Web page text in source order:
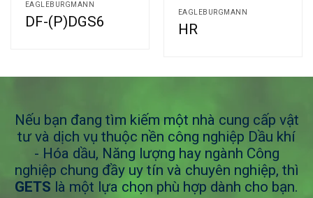
EAGLEBURGMANN
DF-(P)DGS6
EAGLEBURGMANN
HR
Nếu bạn đang tìm kiếm một nhà cung cấp vật
tư và dịch vụ thuộc nền công nghiệp Dầu khí
- Hóa dầu, Năng lượng hay ngành Công
nghiệp chung đầy uy tín và chuyên nghiệp, thì
GETS là một lựa chọn phù hợp dành cho bạn.